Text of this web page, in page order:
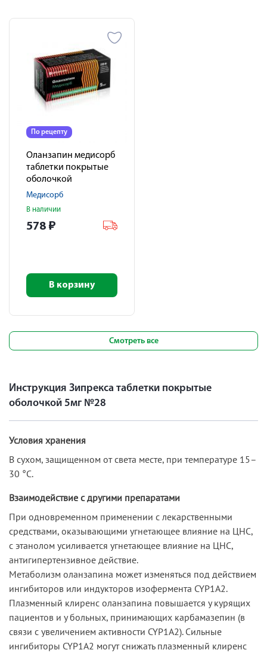
По рецепту
Оланзапин медисорб
таблетки покрытые
оболочкой
пленочной 5мг № 28
Медисорб
В наличии
578 ₽
В корзину
Смотреть все
Инструкция Зипрекса таблетки покрытые
оболочкой 5мг №28
Условия хранения
В сухом, защищенном от света месте, при температуре 15–
30 °C.
Взаимодействие с другими препаратами
При одновременном применении с лекарственными
средствами, оказывающими угнетающее влияние на ЦНС,
с этанолом усиливается угнетающее влияние на ЦНС,
антигипертензивное действие.
Метаболизм оланзапина может изменяться под действием
ингибиторов или индукторов изофермента CYP1A2.
Плазменный клиренс оланзапина повышается у курящих
пациентов и у больных, принимающих карбамазепин (в
связи с увеличением активности CYP1A2). Сильные
ингибиторы CYP1A2 могут снижать плазменный клиренс